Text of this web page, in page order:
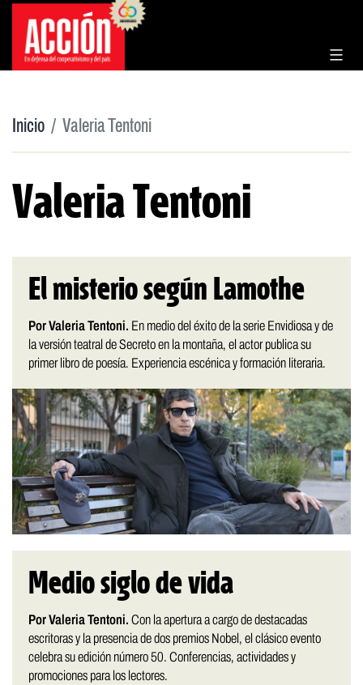
Saltar
contenido
Inicio Valeria Tentoni
Valeria Tentoni
El misterio según Lamothe
Por Valeria Tentoni. En medio del éxito de la serie Envidiosa y de
la versión teatral de Secreto en la montaña, el actor publica su
primer libro de poesía. Experiencia escénica y formación literaria.
Medio siglo de vida
Por Valeria Tentoni. Con la apertura a cargo de destacadas
escritoras y la presencia de dos premios Nobel, el clásico evento
celebra su edición número 50. Conferencias, actividades y
promociones para los lectores.